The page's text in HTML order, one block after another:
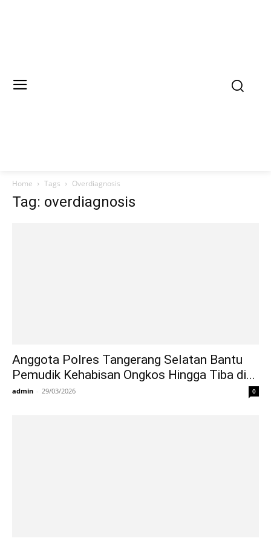
Home Tags Overdiagnosis
Tag: overdiagnosis
Anggota Polres Tangerang Selatan Bantu
Pemudik Kehabisan Ongkos Hingga Tiba di...
admin - 29/03/2026 0